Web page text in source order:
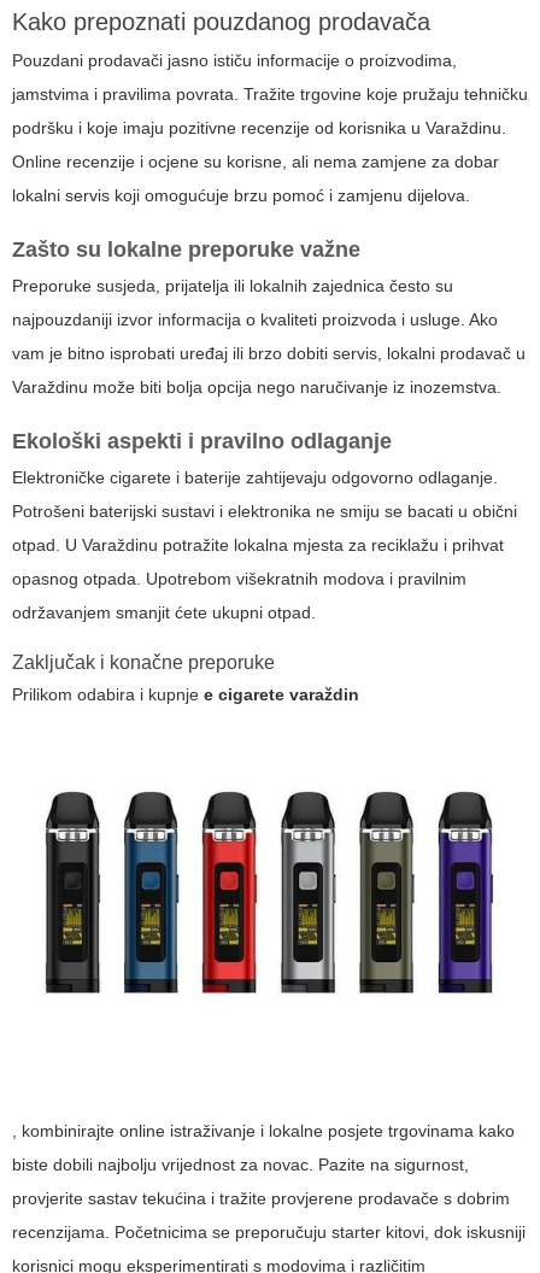
Kako prepoznati pouzdanog prodavača
Pouzdani prodavači jasno ističu informacije o proizvodima,
jamstvima i pravilima povrata. Tražite trgovine koje pružaju tehničku
podršku i koje imaju pozitivne recenzije od korisnika u Varaždinu.
Online recenzije i ocjene su korisne, ali nema zamjene za dobar
lokalni servis koji omogućuje brzu pomoć i zamjenu dijelova.
Zašto su lokalne preporuke važne
Preporuke susjeda, prijatelja ili lokalnih zajednica često su
najpouzdaniji izvor informacija o kvaliteti proizvoda i usluge. Ako
vam je bitno isprobati uređaj ili brzo dobiti servis, lokalni prodavač u
Varaždinu može biti bolja opcija nego naručivanje iz inozemstva.
Ekološki aspekti i pravilno odlaganje
Elektroničke cigarete i baterije zahtijevaju odgovorno odlaganje.
Potrošeni baterijski sustavi i elektronika ne smiju se bacati u obični
otpad. U Varaždinu potražite lokalna mjesta za reciklažu i prihvat
opasnog otpada. Upotrebom višekratnih modova i pravilnim
održavanjem smanjit ćete ukupni otpad.
Zaključak i konačne preporuke
Prilikom odabira i kupnje e cigarete varaždin
, kombinirajte online istraživanje i lokalne posjete trgovinama kako
biste dobili najbolju vrijednost za novac. Pazite na sigurnost,
provjerite sastav tekućina i tražite provjerene prodavače s dobrim
recenzijama. Početnicima se preporučuju starter kitovi, dok iskusniji
korisnici mogu eksperimentirati s modovima i različitim